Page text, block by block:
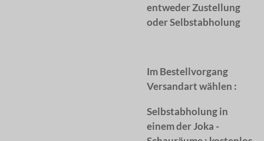
entweder Zustellung
oder Selbstabholung
Im Bestellvorgang
Versandart wählen :
Selbstabholung in
einem der Joka -